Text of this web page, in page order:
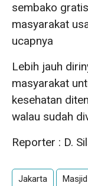
sembako
masyarakat
ucapnya
Lebih jauh
masyarakat
kesehatan
walau sudah
Reporter : D.
Jakarta